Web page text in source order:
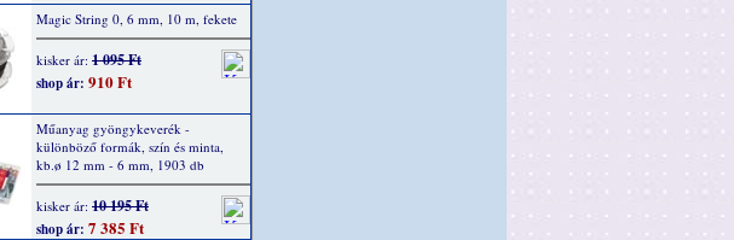
Magic String 0, 6 mm, 10 m, fekete
kisker ár: 1 095 Ft
shop ár: 910 Ft
Műanyag gyöngykeverék -
különböző formák, szín és minta,
kb.ø 12 mm - 6 mm, 1903 db
kisker ár: 10 195 Ft
shop ár: 7 385 Ft